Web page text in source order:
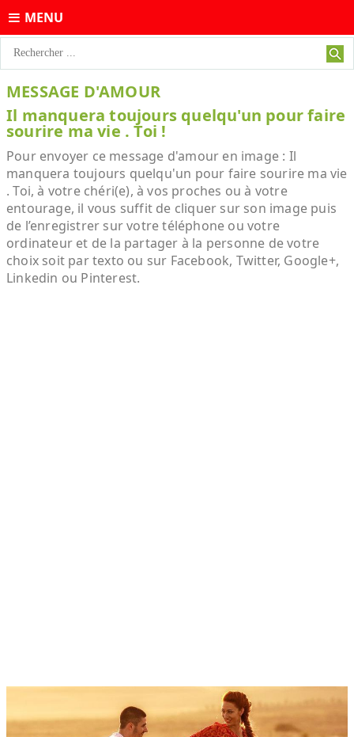
MENU
MESSAGE D'AMOUR
Il manquera toujours quelqu'un pour faire
sourire ma vie . Toi !
Pour envoyer ce message d'amour en image : Il
manquera toujours quelqu'un pour faire sourire ma vie
. Toi, à votre chéri(e), à vos proches ou à votre
entourage, il vous suffit de cliquer sur son image puis
de l’enregistrer sur votre téléphone ou votre
ordinateur et de la partager à la personne de votre
choix soit par texto ou sur Facebook, Twitter, Google+,
Linkedin ou Pinterest.